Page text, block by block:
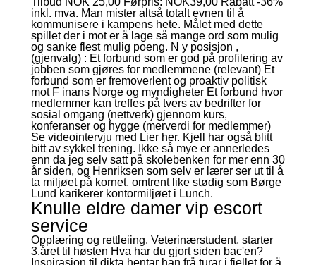
inkl. mva. Man mister altså totalt evnen til å
kommunisere i kampens hete. Målet med dette
spillet der i mot er å lage så mange ord som mulig
og sanke flest mulig poeng. N y posisjon ,
(gjenvalg) : Et forbund som er god på profilering av
jobben som gjøres for medlemmene (relevant) Et
forbund som er fremoverlent og proaktiv politisk
mot F inans Norge og myndigheter Et forbund hvor
medlemmer kan treffes på tvers av bedrifter for
sosial omgang (nettverk) gjennom kurs,
konferanser og hygge (merverdi for medlemmer)
Se videointervju med Lier her. Kjell har også blitt
bitt av sykkel trening. Ikke så mye er annerledes
enn da jeg selv satt på skolebenken for mer enn 30
år siden, og Henriksen som selv er lærer ser ut til å
ta miljøet på kornet, omtrent like stødig som Børge
Lund karikerer kontormiljøet i Lunch.
Knulle eldre damer vip escort
service
Opplæring og rettleiing. Veterinærstudent, starter
3.året til høsten Hva har du gjort siden bac'en?
Inspirasjon til dikta hentar han frå turar i fjellet for å